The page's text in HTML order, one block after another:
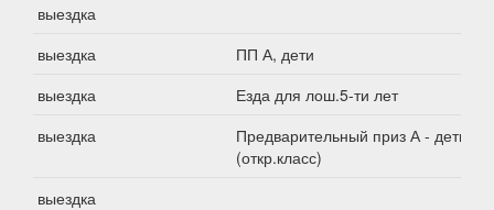
выездка
выездка
ПП А, дети
выездка
Езда для лош.5-ти лет
выездка
Предварительный приз А - дети
(откр.класс)
выездка